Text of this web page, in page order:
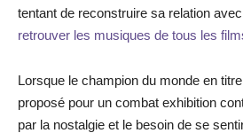
tentant de reconstruire sa relation
retrouver les musiques de tous les
Lorsque le champion du monde en
proposé pour un combat exhibition
par la nostalgie et le besoin de se